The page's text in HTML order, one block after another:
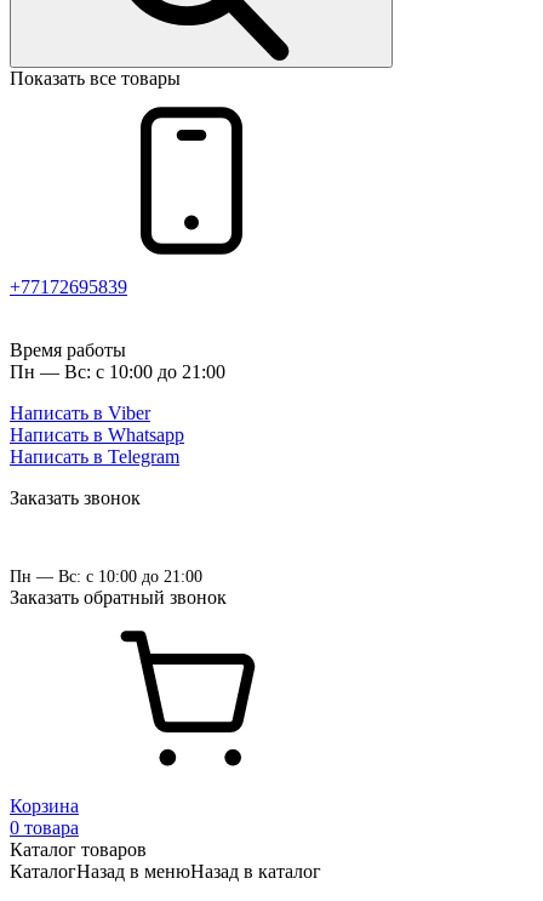
Показать все товары
+77172695839
Время работы
Пн — Вс: с 10:00 до 21:00
Написать в Viber
Написать в Whatsapp
Написать в Telegram
Заказать звонок
Пн — Вс: с 10:00 до 21:00
Заказать обратный звонок
Корзина
0 товара
Каталог товаров
КаталогНазад в менюНазад в каталог